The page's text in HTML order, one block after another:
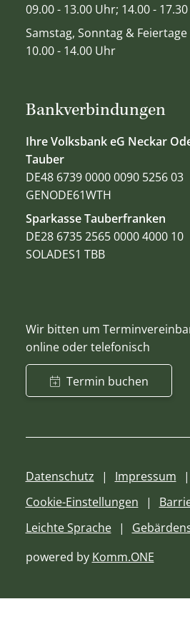
Bankverbindungen
Ihre Volksbank eG Neckar
Tauber
DE48 6739 0000 0090 5256 03
GENODE61WTH
Sparkasse Tauberfranken
DE28 6735 2565 0000 4000 10
SOLADES1 TBB
Wir bitten um
online oder telefonisch
Termin buchen
09.00 - 13.00 Uhr; 14.00 -
Samstag, Sonntag & Feiertage
10.00 - 14.00 Uhr
Datenschutz
Impressum
Cookie-Einstellungen
Leichte Sprache
powered by Komm.ONE